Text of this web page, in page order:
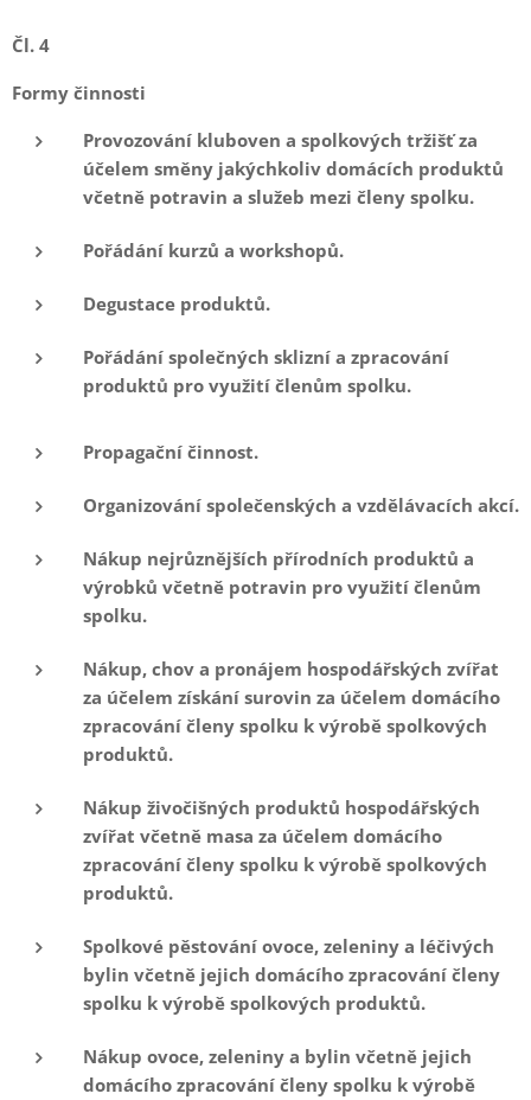
Čl. 4
Formy činnosti
Provozování kluboven a spolkových tržišť za
účelem směny jakýchkoliv domácích produktů
včetně potravin a služeb mezi členy spolku.
Pořádání kurzů a workshopů.
Degustace produktů.
Pořádání společných sklizní a zpracování
produktů pro využití členům spolku.
Propagační činnost.
Organizování společenských a vzdělávacích akcí.
Nákup nejrůznějších přírodních produktů a
výrobků včetně potravin pro využití členům
spolku.
Nákup, chov a pronájem hospodářských zvířat
za účelem získání surovin za účelem domácího
zpracování členy spolku k výrobě spolkových
produktů.
Nákup živočišných produktů hospodářských
zvířat včetně masa za účelem domácího
zpracování členy spolku k výrobě spolkových
produktů.
Spolkové pěstování ovoce, zeleniny a léčivých
bylin včetně jejich domácího zpracování členy
spolku k výrobě spolkových produktů.
Nákup ovoce, zeleniny a bylin včetně jejich
domácího zpracování členy spolku k výrobě